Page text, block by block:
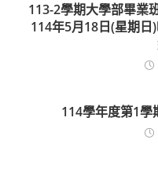
113-2學期大學部畢業
114年5月18日(星期
114學年度第1學